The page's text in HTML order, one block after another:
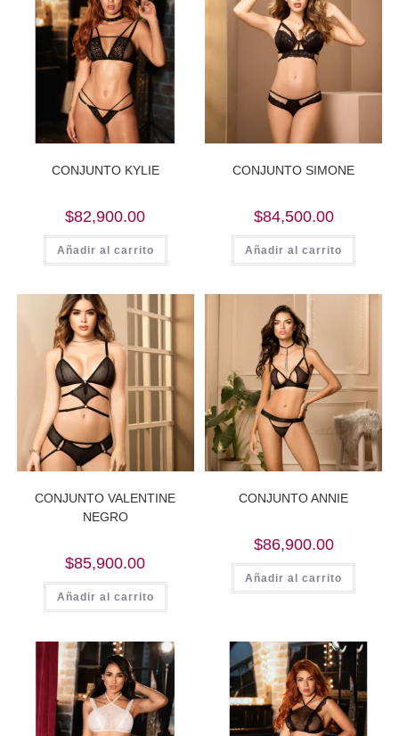
CONJUNTO KYLIE
$82,900.00
Añadir al carrito
CONJUNTO SIMONE
$84,500.00
Añadir al carrito
CONJUNTO VALENTINE
NEGRO
$85,900.00
Añadir al carrito
CONJUNTO ANNIE
$86,900.00
Añadir al carrito